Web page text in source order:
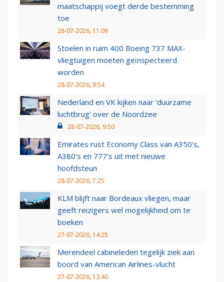
maatschappij voegt derde bestemming
toe
28-07-2026, 11:09
Stoelen in ruim 400 Boeing 737 MAX-
vliegtuigen moeten geïnspecteerd
worden
28-07-2026, 9:54
Nederland en VK kijken naar 'duurzame
luchtbrug' over de Noordzee
28-07-2026, 9:50
Emirates rust Economy Class van A350's,
A380's en 777's uit met nieuwe
hoofdsteun
28-07-2026, 7:25
KLM blijft naar Bordeaux vliegen, maar
geeft reizigers wel mogelijkheid om te
boeken
27-07-2026, 14:25
Merendeel cabineleden tegelijk ziek aan
boord van American Airlines-vlucht
27-07-2026, 13:40